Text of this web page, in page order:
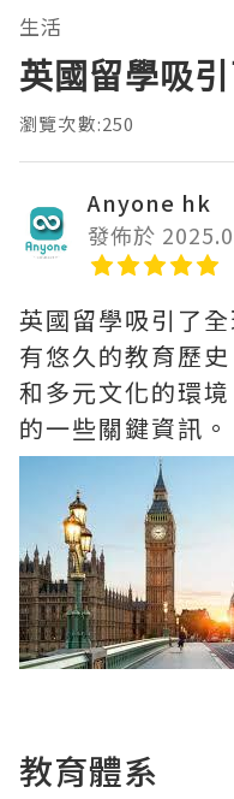
生活
英國留學吸
瀏覽次數:250
Anyone hk
發佈於
英國留學吸引了
有悠久的教育歷
和多元文化的環
的一些關鍵資訊。
教育體系